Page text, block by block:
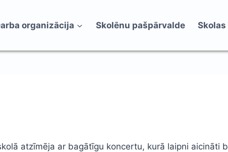
organizācija Skolēnu pašpārvalde
atzīmēja ar bagātīgu koncertu, kurā laipni aicināti